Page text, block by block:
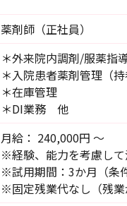
薬剤師（正社員）
＊外来院内調剤/服薬
＊入院患者薬剤管理（
＊在庫管理
＊DI業務 他
月給： 240,000円 〜
※経験、能力を考慮して
※試用期間：3か月（条
※固定残業代なし（